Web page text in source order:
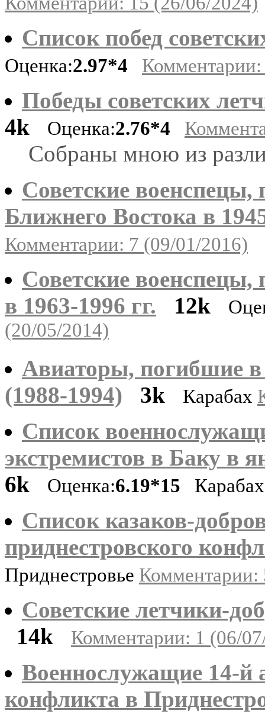
Список побед
Оценка:2.97*4
Победы советских
4k
Оценка:2.76*4
Собраны мною из
Советские военспецы,
Ближнего Востока в
Комментарии: 7 (09/01/2016)
Советские
в 1963-1996 гг.
12k
(20/05/2014)
Авиаторы, погибшие в
(1988-1994)
3k Карабах
Список
экстремистов в Баку в
6k
Оценка:6.19*15
Список казаков-
приднестровского
Приднестровье Комментарии:
Советские летчики-
14k
Комментарии: 1 (06/
Военнослужащие 14-й
конфликта в